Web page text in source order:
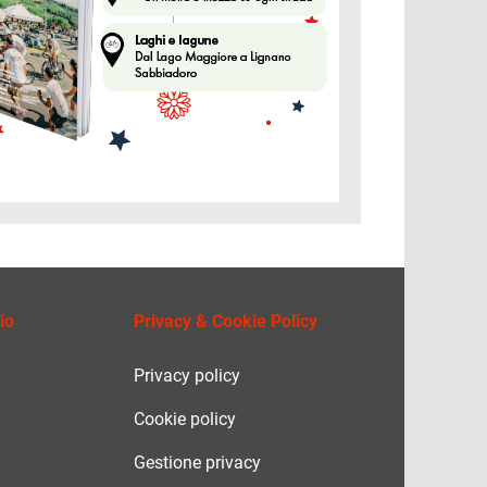
Privacy & Cookie Policy
Privacy policy
Cookie policy
Gestione privacy